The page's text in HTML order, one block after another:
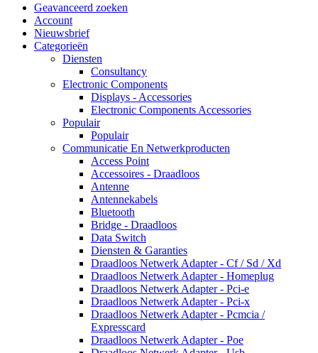
Geavanceerd zoeken
Account
Nieuwsbrief
Categorieën
Diensten
Consultancy
Electronic Components
Displays - Accessories
Electronic Components Accessories
Populair
Populair
Communicatie En Netwerkproducten
Access Point
Accessoires - Draadloos
Antenne
Antennekabels
Bluetooth
Bridge - Draadloos
Data Switch
Diensten & Garanties
Draadloos Netwerk Adapter - Cf / Sd / Xd
Draadloos Netwerk Adapter - Homeplug
Draadloos Netwerk Adapter - Pci-e
Draadloos Netwerk Adapter - Pci-x
Draadloos Netwerk Adapter - Pcmcia /
Expresscard
Draadloos Netwerk Adapter - Poe